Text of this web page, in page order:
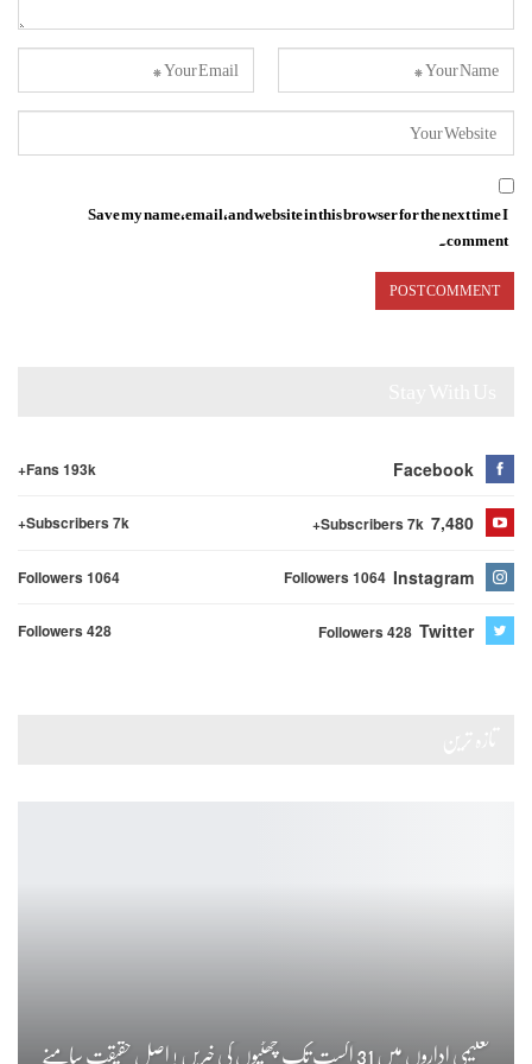
Save my name, email, and website in this browser for the next time I
comment.
Facebook
Fans 193k+
7,480
Subscribers 7k+
Subscribers 7k+
Instagram
Followers 1064
Followers 1064
Twitter
Followers 428
Followers 428
تعلیمی اداروں میں 31 اگست تک چھٹیوں کی خبریں ! اصل حقیقت سامنے